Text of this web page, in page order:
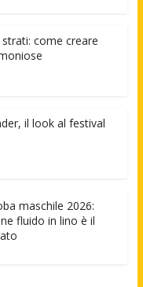
come creare
il look al festival
maschile 2026:
fluido in lino è il